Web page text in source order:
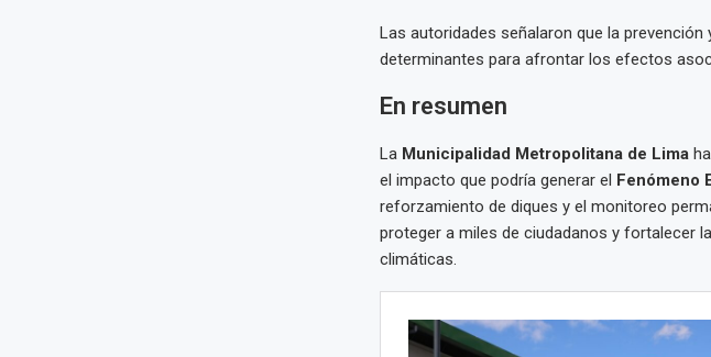
Las autoridades señalaron que la
determinantes para afrontar los efectos
En resumen
La Municipalidad Metropolitana de Limaha
el impacto que podría generar el Fenómeno
reforzamiento de diques y el monitoreo
proteger a miles de ciudadanos y fortalecer
climáticas.